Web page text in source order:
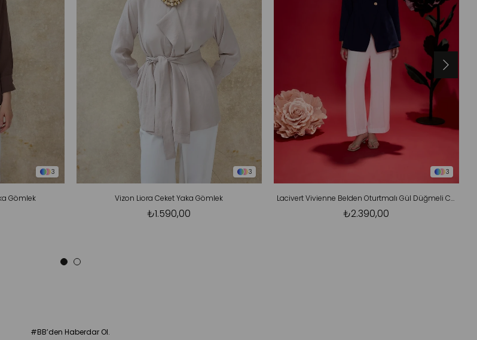
3
Gömlek
3
Vizon Liora Ceket Yaka Gömlek
₺1.590,00
3
Lacivert Vivienne Belden Oturtmalı Gül Düğmeli Ceket
₺2.390,00
#BB’den Haberdar Ol.